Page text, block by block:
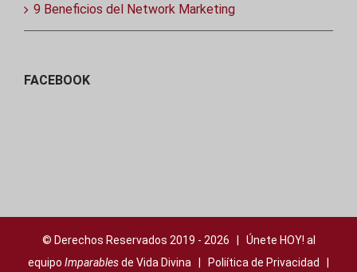
9 Beneficios del Network Marketing
FACEBOOK
© Derechos Reservados 2019 - 2026 | Únete HOY! al
equipo Imparablesde Vida Divina | Poliítica de Privacidad